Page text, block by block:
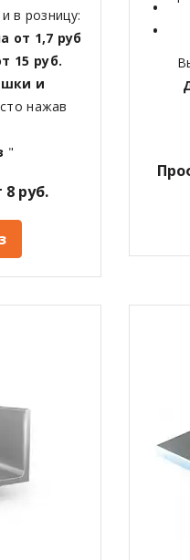
в розницу:
от 1,7 руб
15 руб.
и
нажав
"
руб.